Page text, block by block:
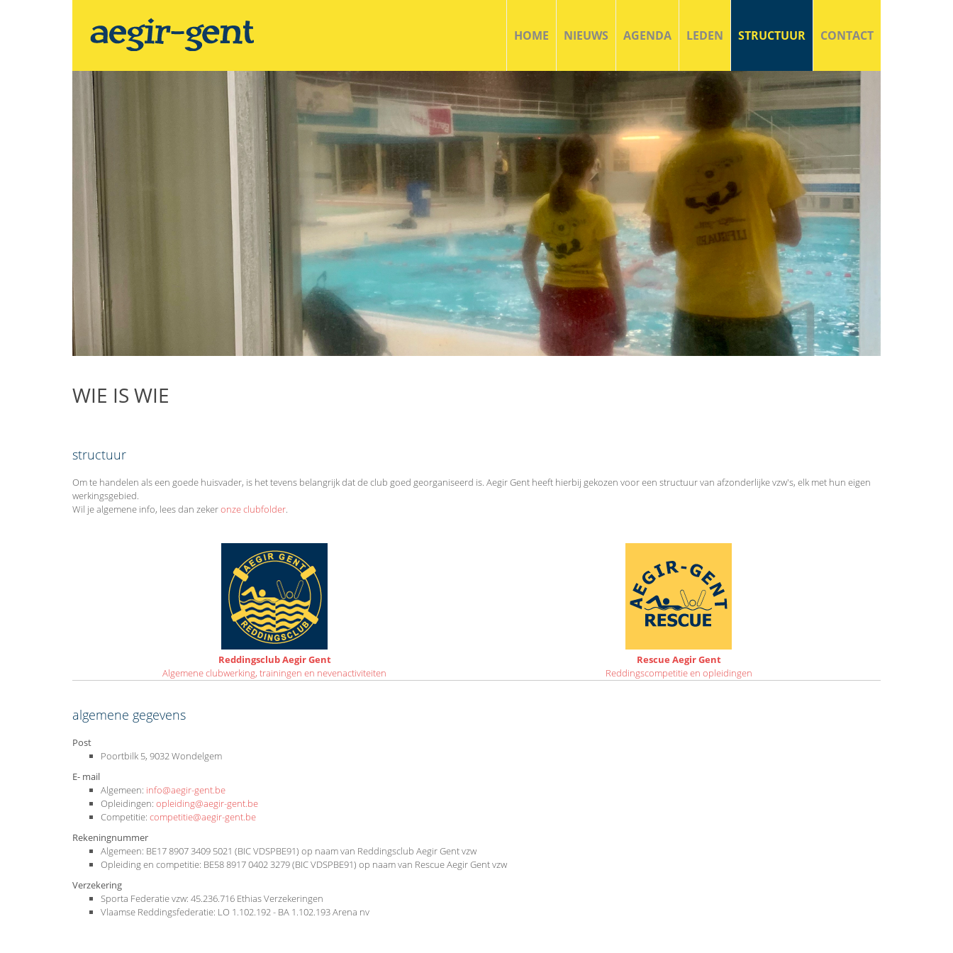
HOME NIEUWS AGENDA LEDEN STRUCTUUR CONTACT
WIE IS WIE
structuur
Om te handelen als een goede huisvader, is het tevens belangrijk dat de club goed georganiseerd is. Aegir Gent heeft hierbij gekozen voor een structuur van afzonderlijke vzw's, elk met hun eigen
werkingsgebied.
Wil je algemene info, lees dan zekeronze clubfolder.
Reddingsclub Aegir Gent
Algemene clubwerking, trainingen en nevenactiviteiten
Rescue Aegir Gent
Reddingscompetitie en opleidingen
algemene gegevens
Post
Poortbilk 5, 9032 Wondelgem
E- mail
Algemeen: info@aegir-gent.be
Opleidingen: opleiding@aegir-gent.be
Competitie: competitie@aegir-gent.be
Rekeningnummer
Algemeen: BE17 8907 3409 5021 (BIC VDSPBE91) op naam van Reddingsclub Aegir Gent vzw
Opleiding en competitie: BE58 8917 0402 3279 (BIC VDSPBE91) op naam van Rescue Aegir Gent vzw
Verzekering
Sporta Federatie vzw: 45.236.716 Ethias Verzekeringen
Vlaamse Reddingsfederatie: LO 1.102.192 - BA 1.102.193 Arena nv